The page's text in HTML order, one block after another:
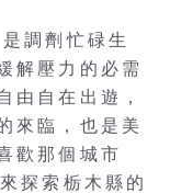
調劑忙碌生
解壓力的必需
由自在出遊，
來臨，也是美
歡那個城市
探索栃木縣的